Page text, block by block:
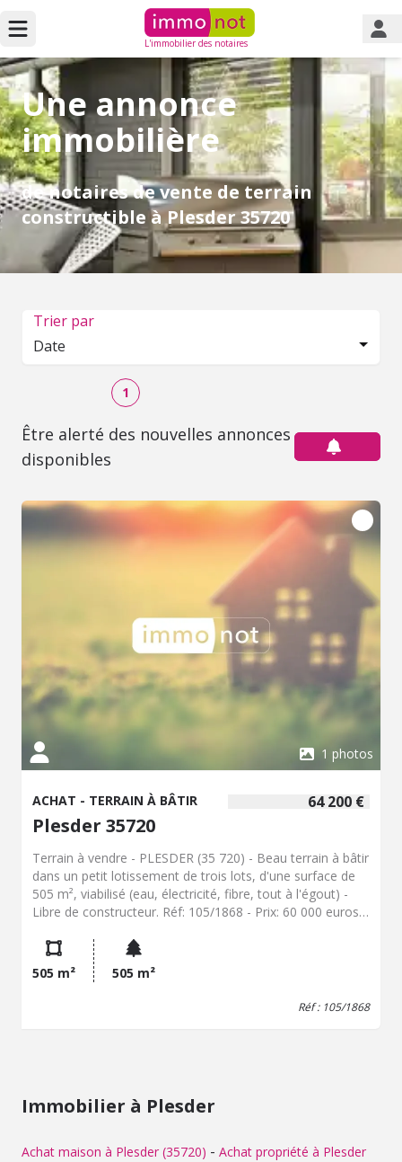
L'immobilier des notaires
Une annonce
immobilière
de notaires de vente de terrain
constructible à Plesder 35720
Trier par
Date
1
Être alerté des nouvelles annonces
disponibles
1 photos
64 200 €
ACHAT - TERRAIN À BÂTIR
Plesder 35720
Terrain à vendre - PLESDER (35 720) - Beau terrain à bâtir
dans un petit lotissement de trois lots, d'une surface de
505 m², viabilisé (eau, électricité, fibre, tout à l'égout) -
Libre de constructeur. Réf: 105/1868 - Prix: 60 000 euros
charge acquéreur - 7% ttc)
505 m²
505 m²
Réf : 105/1868
Immobilier à Plesder
Achat maison à Plesder (35720) - Achat propriété à Plesder